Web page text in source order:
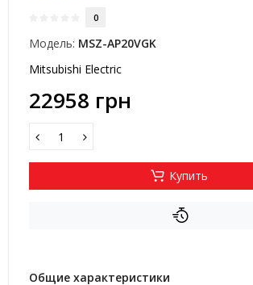
0
Модель: MSZ-AP20VGK
Mitsubishi Electric
22958 грн
Купить
Общие характеристики